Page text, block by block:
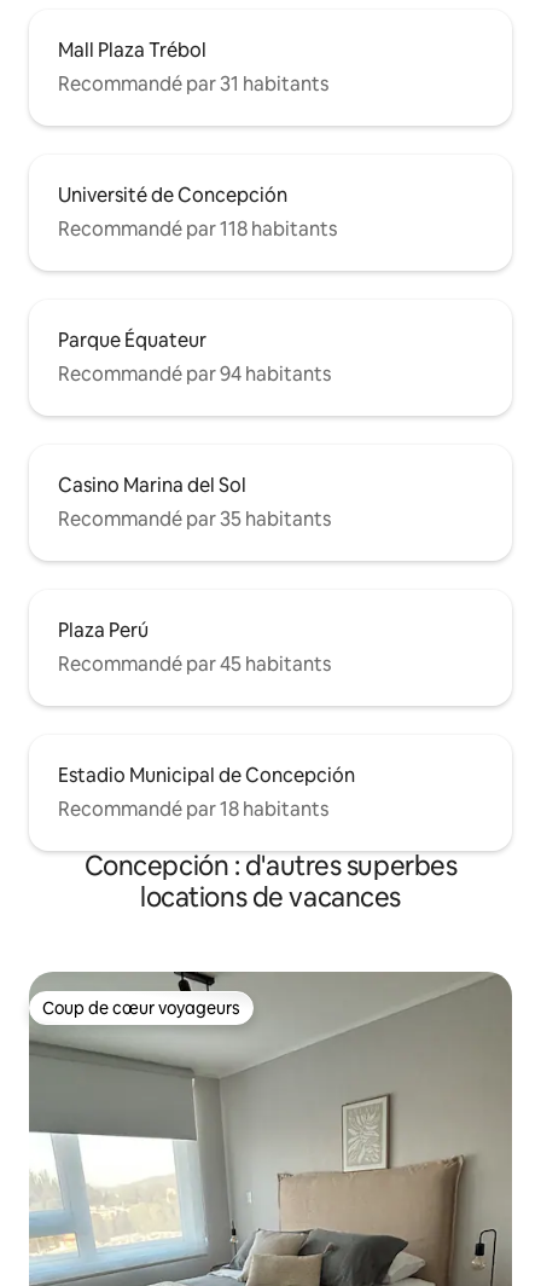
Mall Plaza Trébol
Recommandé par 31 habitants
Université de Concepción
Recommandé par 118 habitants
Parque Équateur
Recommandé par 94 habitants
Casino Marina del Sol
Recommandé par 35 habitants
Plaza Perú
Recommandé par 45 habitants
Estadio Municipal de Concepción
Recommandé par 18 habitants
Concepción : d'autres superbes
locations de vacances
Coup de cœur voyageurs
Coup de cœur voyageurs